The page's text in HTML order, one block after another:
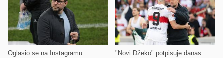
Oglasio se na Instagramu "Novi Džeko" potpisuje danas